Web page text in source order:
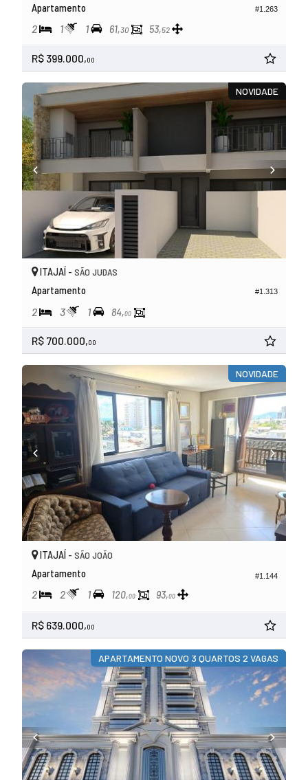
#1.263
Apartamento
2 1 1 61,30 53,52
R$ 399.000,00
NOVIDADE
#1.313
ITAJAÍ - SÃO JUDAS
Apartamento
2 3 1 84,00
R$ 700.000,00
NOVIDADE
#1.144
ITAJAÍ - SÃO JOÃO
Apartamento
2 2 1 120,00 93,00
R$ 639.000,00
APARTAMENTO NOVO 3 QUARTOS 2 VAGAS